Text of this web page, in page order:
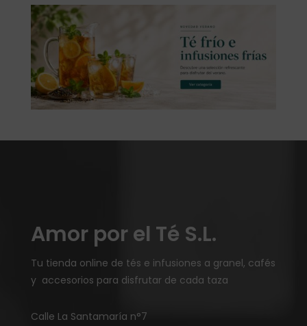
Amor por el Té S.L.
Tu tienda online de tés e infusiones a granel, cafés
y accesorios para disfrutar de cada taza
Calle La Santamaría n°7